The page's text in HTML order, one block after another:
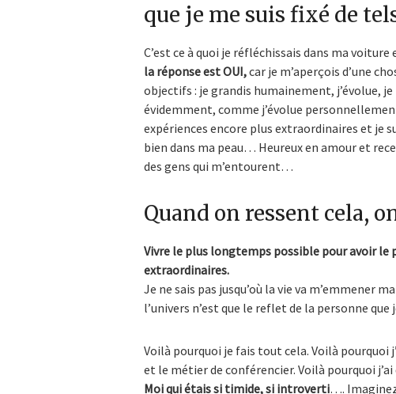
que je me suis fixé de
C’est ce à quoi je réfléchissais dans ma
la réponse est OUI,car je m’aperçois d’une
objectifs : je grandis humainement, j’évolue,
évidemment, comme j’évolue
expériences encore plus extraordinaires et je
bien dans ma peau… Heureux en amour et
des gens qui m’entourent…
Quand on ressent cela,
Vivre le plus longtemps possible pour avoir le
extraordinaires.
Je ne sais pas jusqu’où la vie va m’emmener
l’univers n’est que le reflet de la personne
Voilà pourquoi je fais tout cela. Voilà pourquoi
et le métier de conférencier. Voilà pourquoi
Moi qui étais si timide, si introverti….